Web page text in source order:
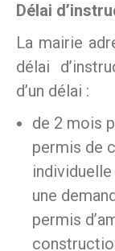
Délai
La mairie
délai
d’un délai :
de 2 mois
permis de
une
permis